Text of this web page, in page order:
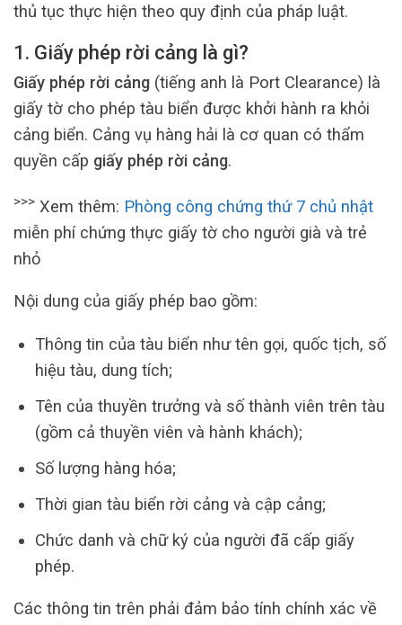
thủ tục thực hiện theo quy định của pháp luật.
1. Giấy phép rời cảng là gì?
Giấy phép rời cảng (tiếng anh là Port Clearance) là
giấy tờ cho phép tàu biển được khởi hành ra khỏi
cảng biển. Cảng vụ hàng hải là cơ quan có thẩm
quyền cấp giấy phép rời cảng.
>>> Xem thêm: Phòng công chứng thứ 7 chủ nhật
miễn phí chứng thực giấy tờ cho người già và trẻ
nhỏ
Nội dung của giấy phép bao gồm:
Thông tin của tàu biển như tên gọi, quốc tịch, số
hiệu tàu, dung tích;
Tên của thuyền trưởng và số thành viên trên tàu
(gồm cả thuyền viên và hành khách);
Số lượng hàng hóa;
Thời gian tàu biển rời cảng và cập cảng;
Chức danh và chữ ký của người đã cấp giấy
phép.
Các thông tin trên phải đảm bảo tính chính xác về